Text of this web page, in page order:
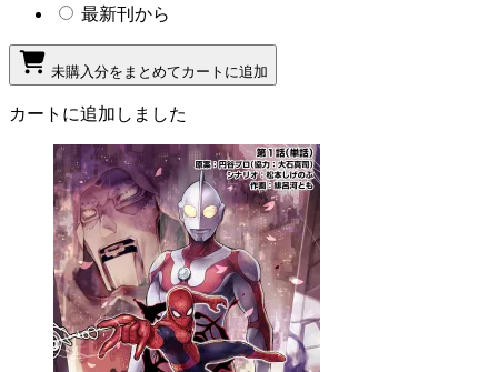
最新刊から
未購入分をまとめてカートに追加
カートに追加しました